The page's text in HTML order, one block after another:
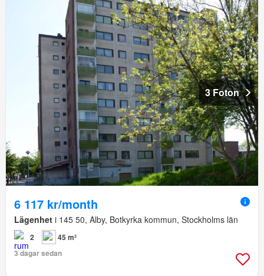
3 Foton
6 117 kr/month
Lägenhet i 145 50, Alby, Botkyrka kommun, Stockholms län
2
45 m²
3 dagar sedan